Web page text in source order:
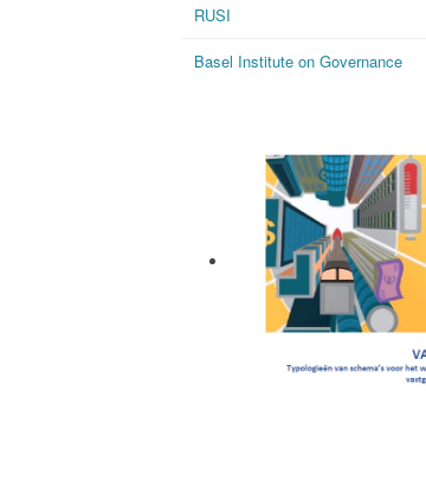
RUSI
Basel Institute on Governance